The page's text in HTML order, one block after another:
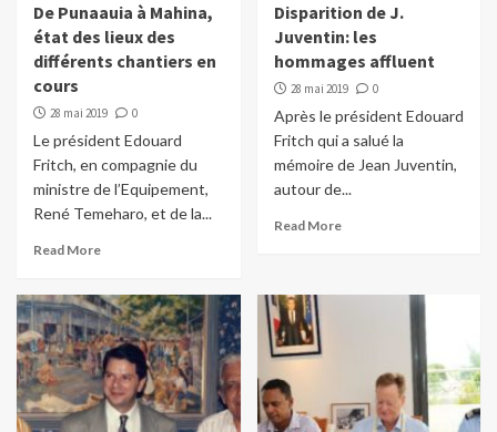
De Punaauia à Mahina,
état des lieux des
différents chantiers en
cours
28 mai 2019 0
Le président Edouard
Fritch, en compagnie du
ministre de l’Equipement,
René Temeharo, et de la...
Read More
Disparition de J.
Juventin: les
hommages affluent
28 mai 2019 0
Après le président Edouard
Fritch qui a salué la
mémoire de Jean Juventin,
autour de...
Read More